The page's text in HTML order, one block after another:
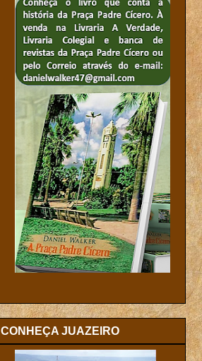
CONHEÇA JUAZEIRO